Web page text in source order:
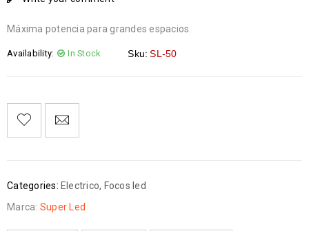
Máxima potencia para grandes espacios.
Availability: In Stock Sku: SL-50
Categories: Electrico, Focos led
Marca: Super Led